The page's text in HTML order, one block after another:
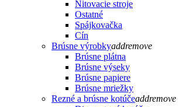
Nitovacie stroje
Ostatné
Spájkovačka
Cín
Brúsne výrobkyaddremove
Brúsne plátna
Brúsne výseky
Brúsne papiere
Brúsne mriežky
Rezné a brúsne kotúčeaddremove